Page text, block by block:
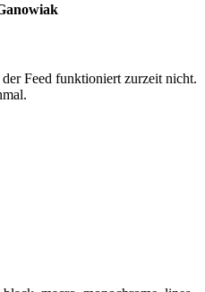
Feed funktioniert zurzeit nicht.